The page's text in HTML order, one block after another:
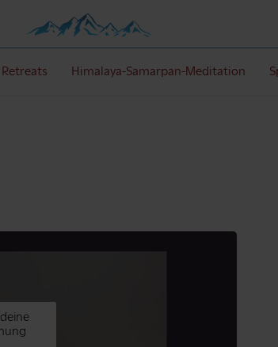
Retreats Himalaya-Samarpan-Meditation